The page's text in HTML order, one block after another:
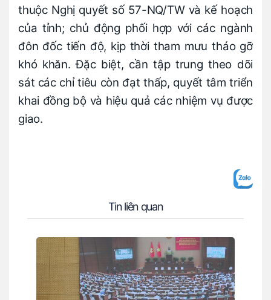
thuộc Nghị quyết số 57-NQ/TW và kế hoạch
của tỉnh; chủ động phối hợp với các ngành
đôn đốc tiến độ, kịp thời tham mưu tháo gỡ
khó khăn. Đặc biệt, cần tập trung theo dõi
sát các chỉ tiêu còn đạt thấp, quyết tâm triển
khai đồng bộ và hiệu quả các nhiệm vụ được
giao.
Tin liên quan